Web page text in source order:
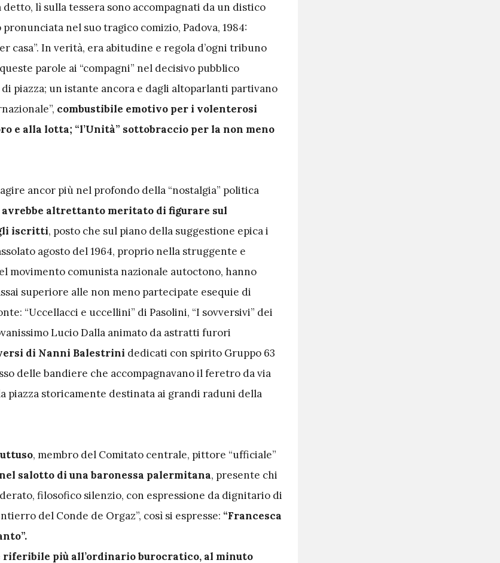
lì sulla tessera sono accompagnati da un distico
nel suo tragico comizio, Padova, 1984:
casa”. In verità, era abitudine e regola d’ogni tribuno
parole ai “compagni” nel decisivo pubblico
piazza; un istante ancora e dagli altoparlanti partivano
combustibile emotivo per i volenterosi
e alla lotta; “l’Unità” sottobraccio per la non meno
ancor più nel profondo della “nostalgia” politica
altrettanto meritato di figurare sul
iscritti, posto che sul piano della suggestione epica i
agosto del 1964, proprio nella struggente e
movimento comunista nazionale autoctono, hanno
superiore alle non meno partecipate esequie di
“Uccellacci e uccellini” di Pasolini, “I sovversivi” dei
Lucio Dalla animato da astratti furori
di Nanni Balestrini dedicati con spirito Gruppo 63
delle bandiere che accompagnavano il feretro da via
piazza storicamente destinata ai grandi raduni della
, membro del Comitato centrale, pittore “ufficiale”
salotto di una baronessa palermitana, presente chi
filosofico silenzio, con espressione da dignitario di
del Conde de Orgaz”, così si espresse: “Francesca
più all’ordinario burocratico, al minuto